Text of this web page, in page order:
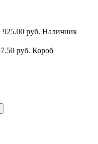
Наличник
Короб